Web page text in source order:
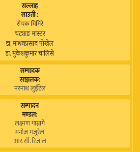
सल्लाह
साउती :
रोचक घिमिरे
चट्याङ मास्टर
डा. माधवप्रसाद पोख्रेल
डा. मुकेशकुमार चालिसे
सम्पादक
सञ्चालक:
नरनाथ लुइँटेल
सम्पादन
मण्डल:
लक्ष्मण गाम्नागे
मनोज गजुरेल
आर.सी. रिजाल